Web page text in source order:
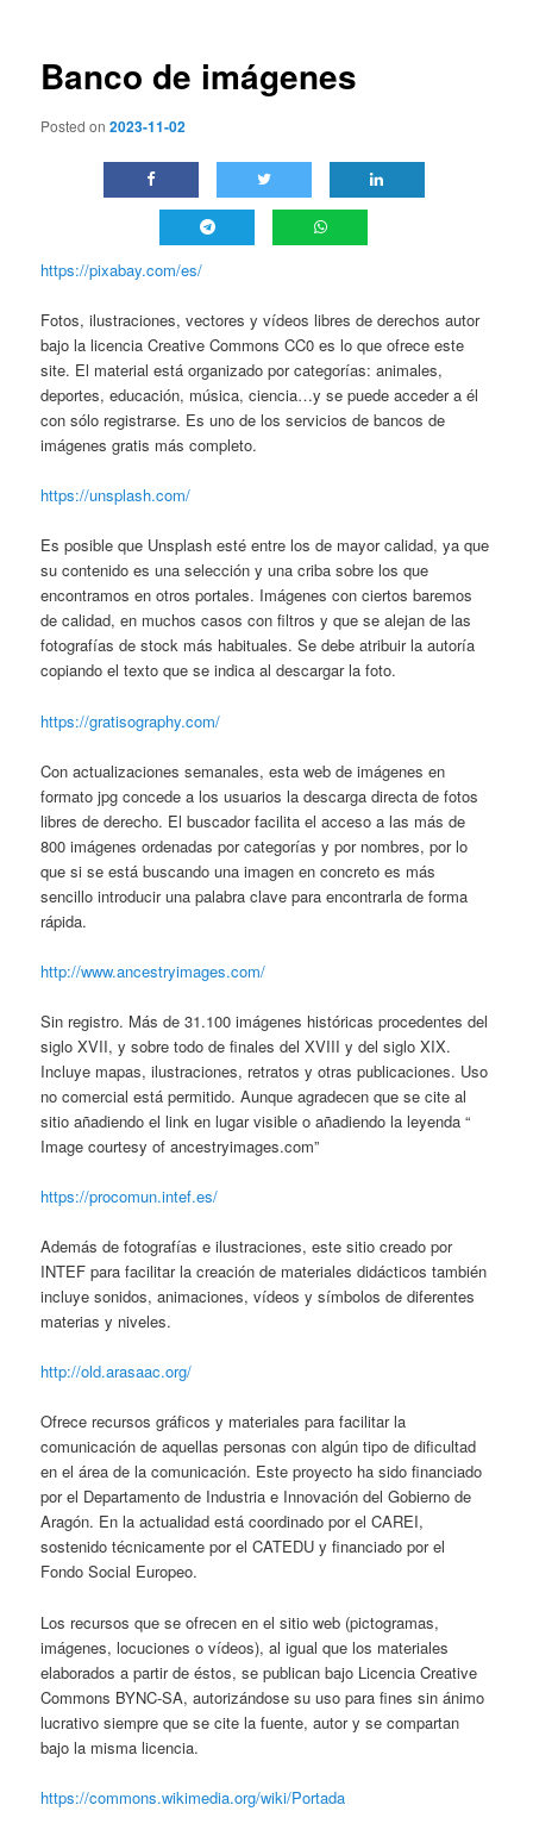
Banco de imágenes
Posted on2023-11-02
https://pixabay.com/es/
Fotos, ilustraciones, vectores y vídeos libres de derechos autor
bajo la licencia Creative Commons CC0 es lo que ofrece este
site. El material está organizado por categorías: animales,
deportes, educación, música, ciencia…y se puede acceder a él
con sólo registrarse. Es uno de los servicios de bancos de
imágenes gratis más completo.
https://unsplash.com/
Es posible que Unsplash esté entre los de mayor calidad, ya que
su contenido es una selección y una criba sobre los que
encontramos en otros portales. Imágenes con ciertos baremos
de calidad, en muchos casos con ﬁltros y que se alejan de las
fotografías de stock más habituales. Se debe atribuir la autoría
copiando el texto que se indica al descargar la foto.
https://gratisography.com/
Con actualizaciones semanales, esta web de imágenes en
formato jpg concede a los usuarios la descarga directa de fotos
libres de derecho. El buscador facilita el acceso a las más de
800 imágenes ordenadas por categorías y por nombres, por lo
que si se está buscando una imagen en concreto es más
sencillo introducir una palabra clave para encontrarla de forma
rápida.
http://www.ancestryimages.com/
Sin registro. Más de 31.100 imágenes históricas procedentes del
siglo XVII, y sobre todo de ﬁnales del XVIII y del siglo XIX.
Incluye mapas, ilustraciones, retratos y otras publicaciones. Uso
no comercial está permitido. Aunque agradecen que se cite al
sitio añadiendo el link en lugar visible o añadiendo la leyenda “
Image courtesy of ancestryimages.com”
https://procomun.intef.es/
Además de fotografías e ilustraciones, este sitio creado por
INTEF para facilitar la creación de materiales didácticos también
incluye sonidos, animaciones, vídeos y símbolos de diferentes
materias y niveles.
http://old.arasaac.org/
Ofrece recursos gráﬁcos y materiales para facilitar la
comunicación de aquellas personas con algún tipo de diﬁcultad
en el área de la comunicación. Este proyecto ha sido ﬁnanciado
por el Departamento de Industria e Innovación del Gobierno de
Aragón. En la actualidad está coordinado por el CAREI,
sostenido técnicamente por el CATEDU y ﬁnanciado por el
Fondo Social Europeo.
Los recursos que se ofrecen en el sitio web (pictogramas,
imágenes, locuciones o vídeos), al igual que los materiales
elaborados a partir de éstos, se publican bajo Licencia Creative
Commons BYNC-SA, autorizándose su uso para ﬁnes sin ánimo
lucrativo siempre que se cite la fuente, autor y se compartan
bajo la misma licencia.
https://commons.wikimedia.org/wiki/Portada